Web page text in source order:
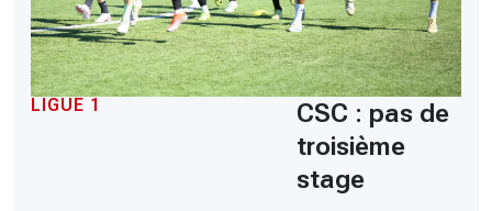
LIGUE 1
CSC : pas de
troisième
stage